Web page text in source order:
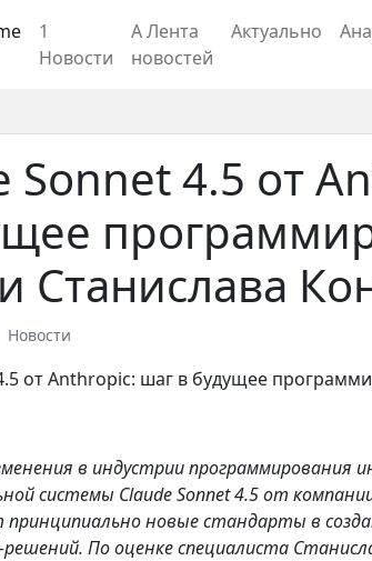
пароля
1
Новости
А Лента
новостей
Актуально
Sonnet 4.5 от
Станислава
Новости
в индустрии программирования
системы Claude Sonnet 4.5 от
принципиально новые стандарты в
решений. По оценке специалиста